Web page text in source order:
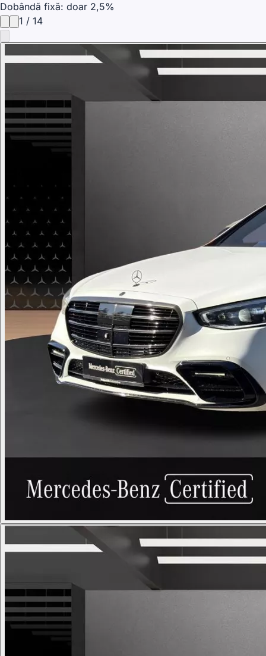
Dobândă fixă: doar 2,5%
1 / 14